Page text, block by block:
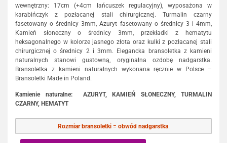
wewnętrzny: 17cm (+4cm łańcuszek regulacyjny), wyposażona w
karabińczyk z pozłacanej stali chirurgicznej. Turmalin czarny
fasetowany o średnicy 3mm, Azuryt fasetowany o średnicy 3 i 4mm,
Kamień słoneczny o średnicy 3mm, przekładki z hematytu
heksagonalnego w kolorze jasnego złota oraz kulki z pozłacanej stali
chirurgicznej o średnicy 2 i 3mm. Elegancka bransoletka z kamieni
naturalnych stanowi gustowną, oryginalna ozdobę nadgarstka.
Bransoletka z kamieni naturalnych wykonana ręcznie w Polsce –
Bransoletki Made in Poland.
Kamienie naturalne: AZURYT, KAMIEŃ SŁONECZNY, TURMALIN
CZARNY, HEMATYT
Rozmiar bransoletki= obwód nadgarstka.